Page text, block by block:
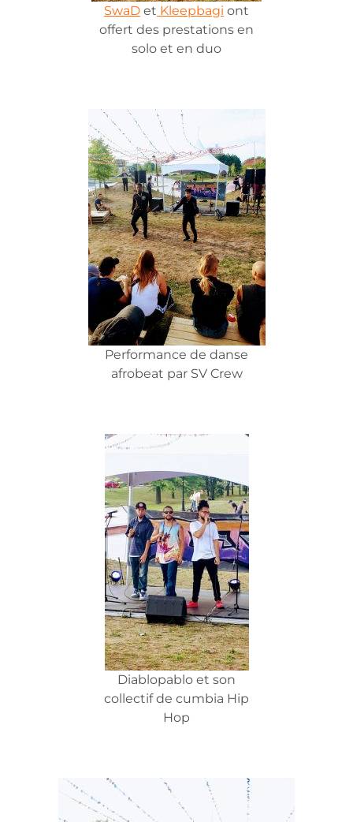
SwaD et Kleepbagi ont
offert des prestations en
solo et en duo
Performance de danse
afrobeat par SV Crew
Diablopablo et son
collectif de cumbia Hip
Hop